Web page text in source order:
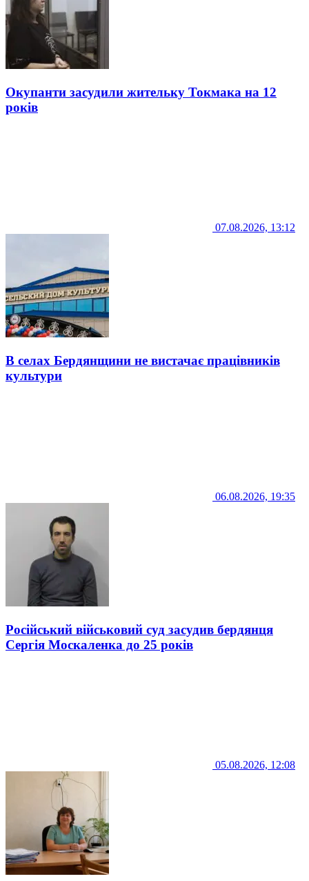
Окупанти засудили жительку Токмака на 12
років
07.08.2026, 13:12
В селах Бердянщини не вистачає працівників
культури
06.08.2026, 19:35
Російський військовий суд засудив бердянця
Сергія Москаленка до 25 років
05.08.2026, 12:08